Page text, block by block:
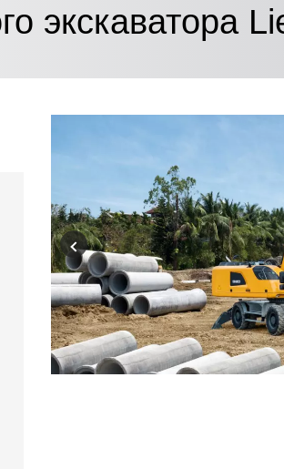
экскаватора